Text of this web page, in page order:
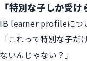
「特別な子しか受け
IB learner profileにつ
「これって特別な子
ないんじゃない？」